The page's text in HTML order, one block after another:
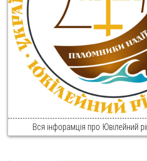
Вся інфорамція про Ювілейний